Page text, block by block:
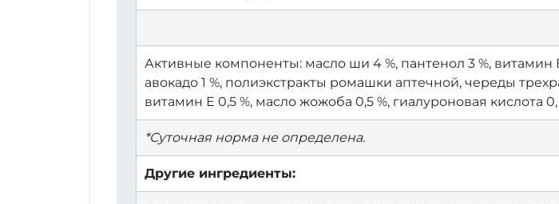
Активные компоненты: масло ши 4 %, пантенол 3 %,
авокадо 1 %, полиэкстракты ромашки аптечной, череды
витамин Е 0,5 %, масло жожоба 0,5 %, гиалуроновая кислота 0,
*Суточная норма не определена.
Другие ингредиенты: